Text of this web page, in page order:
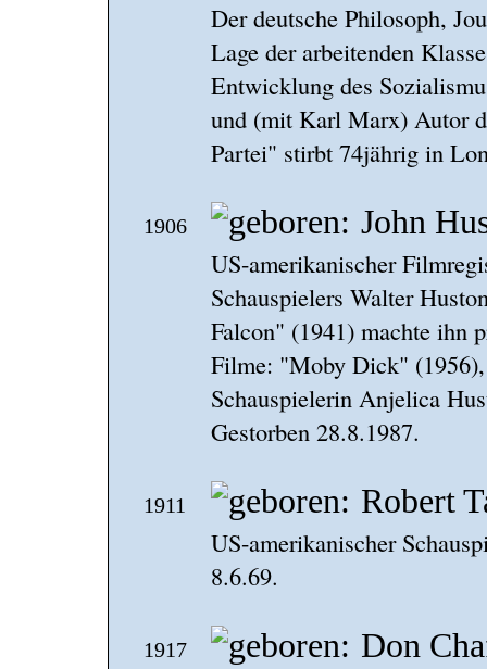
Der deutsche Philosoph,
Lage der arbeitenden
Entwicklung des
und (mit Karl Marx) Autor
Partei" stirbt 74jährig in
1906 John
US-amerikanischer
Schauspielers Walter
Falcon" (1941) machte ihn
Filme: "Moby Dick"
Schauspielerin Anjelica
Gestorben 28.8.1987.
1911 Robert
US-amerikanischer
8.6.69.
1917 Don